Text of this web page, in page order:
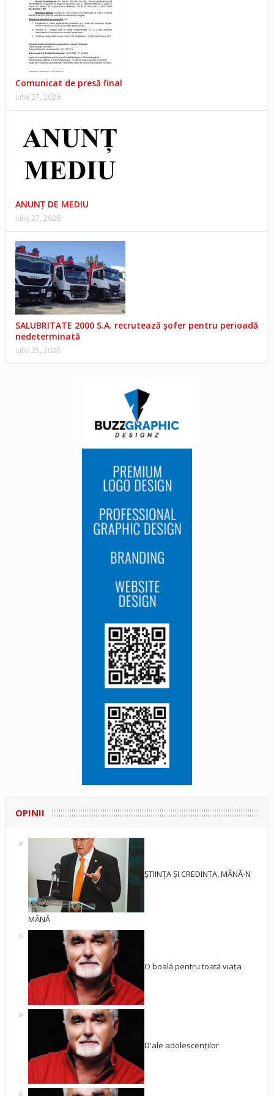
Comunicat de presă final
iulie 27, 2026
ANUNŢ DE MEDIU
iulie 27, 2026
SALUBRITATE 2000 S.A. recrutează șofer pentru perioadă
nedeterminată
iulie 25, 2026
OPINII
ȘTIINȚA ȘI CREDINȚA, MÂNĂ-N
MÂNĂ
O boală pentru toată viața
D'ale adolescenților